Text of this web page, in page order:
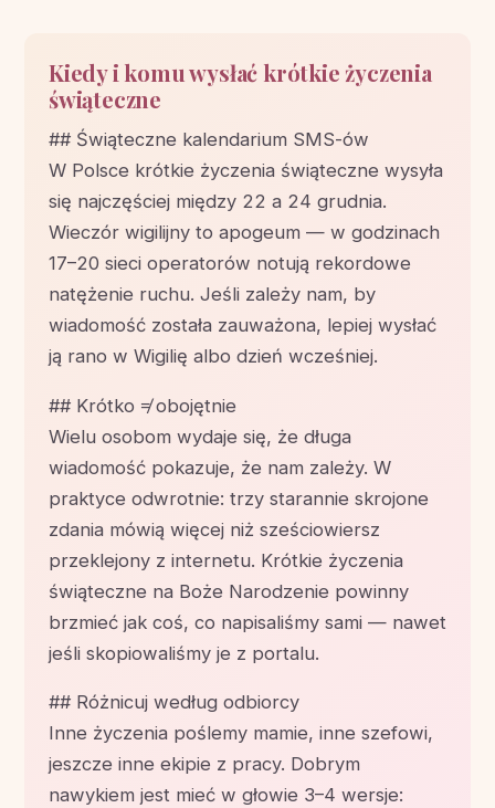
Kiedy i komu wysłać krótkie życzenia
świąteczne
## Świąteczne kalendarium SMS-ów
W Polsce krótkie życzenia świąteczne wysyła
się najczęściej między 22 a 24 grudnia.
Wieczór wigilijny to apogeum — w godzinach
17–20 sieci operatorów notują rekordowe
natężenie ruchu. Jeśli zależy nam, by
wiadomość została zauważona, lepiej wysłać
ją rano w Wigilię albo dzień wcześniej.
## Krótko ≠ obojętnie
Wielu osobom wydaje się, że długa
wiadomość pokazuje, że nam zależy. W
praktyce odwrotnie: trzy starannie skrojone
zdania mówią więcej niż sześciowiersz
przeklejony z internetu. Krótkie życzenia
świąteczne na Boże Narodzenie powinny
brzmieć jak coś, co napisaliśmy sami — nawet
jeśli skopiowaliśmy je z portalu.
## Różnicuj według odbiorcy
Inne życzenia poślemy mamie, inne szefowi,
jeszcze inne ekipie z pracy. Dobrym
nawykiem jest mieć w głowie 3–4 wersje: